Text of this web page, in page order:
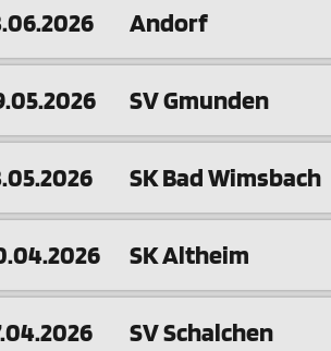
Andorf
SV Gmunden
SK Bad Wimsbach
SK Altheim
SV Schalchen